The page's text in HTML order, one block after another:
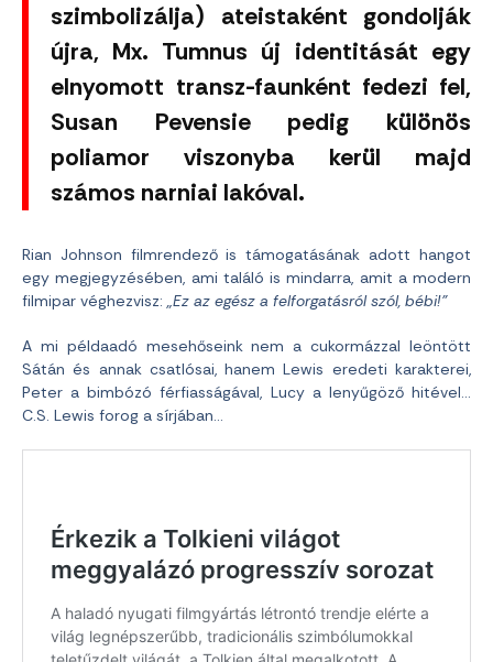
szimbolizálja) ateistaként gondolják
újra, Mx. Tumnus új identitását egy
elnyomott transz-faunként fedezi fel,
Susan Pevensie pedig különös
poliamor viszonyba kerül majd
számos narniai lakóval.
Rian Johnson filmrendező is támogatásának adott hangot
egy megjegyzésében, ami találó is mindarra, amit a modern
filmipar véghezvisz: „Ez az egész a felforgatásról szól, bébi!”
A mi példaadó mesehőseink nem a cukormázzal leöntött
Sátán és annak csatlósai, hanem Lewis eredeti karakterei,
Peter a bimbózó férfiasságával, Lucy a lenyűgöző hitével…
C.S. Lewis forog a sírjában…